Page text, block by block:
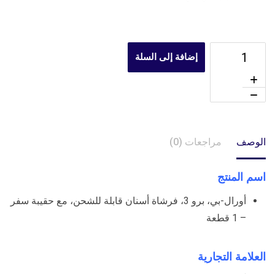
إضافة إلى السلة
الوصف مراجعات (0)
اسم المنتج
أورال-بي، برو 3، فرشاة أسنان قابلة للشحن، مع حقيبة سفر
– 1 قطعة
العلامة التجارية